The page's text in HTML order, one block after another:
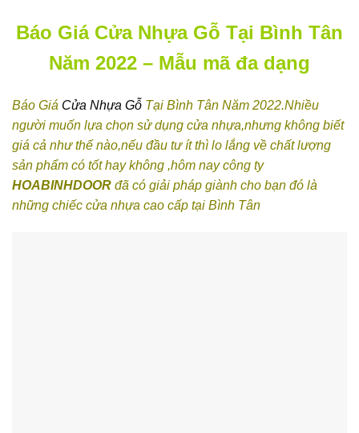
Báo Giá Cửa Nhựa Gỗ Tại Bình Tân
Năm 2022 – Mẫu mã đa dạng
Báo Giá Cửa Nhựa Gỗ Tại Bình Tân Năm 2022.Nhiều
người muốn lựa chọn sử dụng cửa nhựa,nhưng không biết
giá cả như thế nào,nếu đầu tư ít thì lo lắng về chất lượng
sản phẩm có tốt hay không ,hôm nay công ty
HOABINHDOOR đã có giải pháp giành cho bạn đó là
những chiếc cửa nhựa cao cấp tại Bình Tân